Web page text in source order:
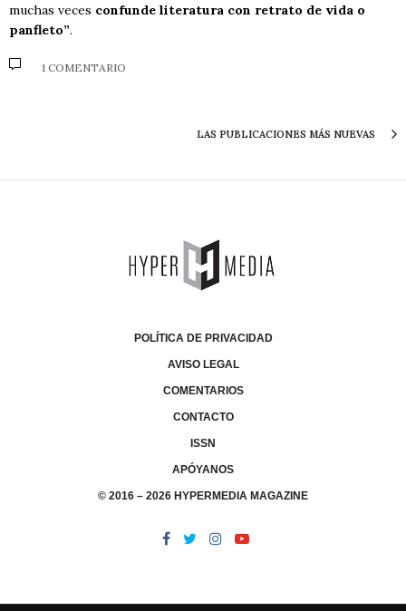
muchas veces confunde literatura con retrato de vida o
panfleto”.
1 COMENTARIO
LAS PUBLICACIONES MÁS NUEVAS
POLÍTICA DE PRIVACIDAD
AVISO LEGAL
COMENTARIOS
CONTACTO
ISSN
APÓYANOS
© 2016 – 2026 HYPERMEDIA MAGAZINE